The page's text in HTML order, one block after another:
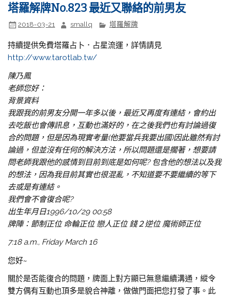
塔羅解牌No.823 最近又聯絡的前男友
2018-03-21 smallq 塔羅解牌
持續提供免費塔羅占卜．占星流運，詳情請見
http://www.tarotlab.tw/
陳乃鳳
老師您好：
背景資料
我跟我的前男友分開一年多以後，最近又再度有連結，會約出
去吃飯也會傳訊息，互動也滿好的，在之後我們也有討論過復
合的問題，但是因為現實考量(他要當兵我要出國)因此雖然有討
論過，但並沒有任何的解決方法，所以問題還是擱著，想要請
問老師我跟他的感情到目前到底是如何呢? 包含他的想法以及我
的想法，因為我目前其實也很混亂，不知道要不要繼續的等下
去或是有連結。
我們會不會復合呢?
出生年月日1996/10/29 00:58
牌陣：節制正位 命輪正位 戀人正位 錢２逆位 魔術師正位
7:18 a.m., Friday March 16
您好~
關於是否能復合的問題，牌面上對方顯已無意繼續溝通，縱令
雙方偶有互動也頂多是貌合神離，做做門面把您打發了事。此